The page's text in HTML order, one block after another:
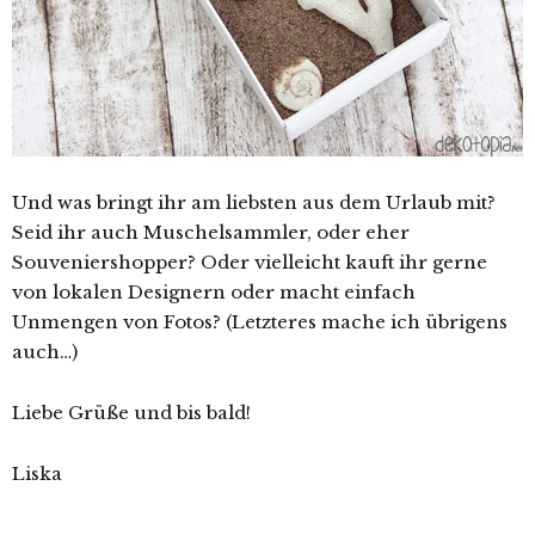
Und was bringt ihr am liebsten aus dem Urlaub mit?
Seid ihr auch Muschelsammler, oder eher
Souveniershopper? Oder vielleicht kauft ihr gerne
von lokalen Designern oder macht einfach
Unmengen von Fotos? (Letzteres mache ich übrigens
auch…)
Liebe Grüße und bis bald!
Liska